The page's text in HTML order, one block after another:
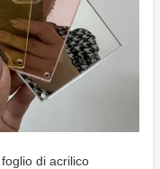
di acrilico